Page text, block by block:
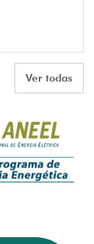
Ver todas